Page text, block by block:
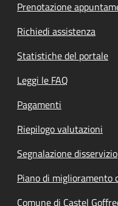
Prenotazione
Richiedi assistenza
Statistiche del portale
Leggi le FAQ
Pagamenti
Riepilogo valutazioni
Segnalazione disservizio
Piano di miglioramento
Comune di Castel